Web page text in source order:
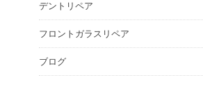
デントリペア
フロントガラスリペア
ブログ